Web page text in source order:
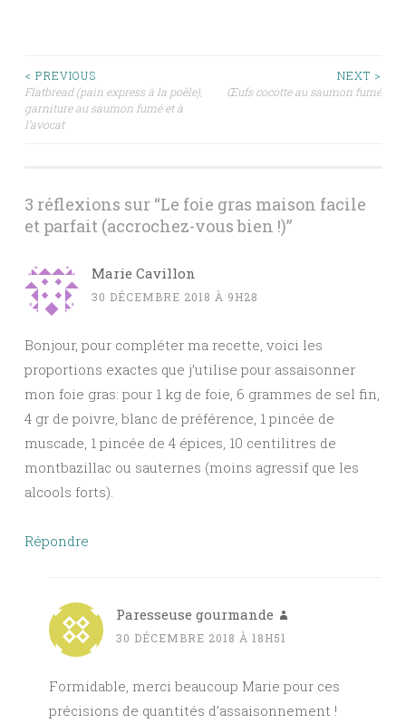
Navigation
des
< PREVIOUS
Flatbread (pain express à la poêle),
garniture au saumon fumé et à
l’avocat
NEXT >
Œufs cocotte au saumon fumé
3 réflexions sur “Le foie gras maison facile
et parfait (accrochez-vous bien !)”
Marie Cavillon
30 DÉCEMBRE 2018 À 9H28
Bonjour, pour compléter ma recette, voici les
proportions exactes que j’utilise pour assaisonner
mon foie gras: pour 1 kg de foie, 6 grammes de sel fin,
4 gr de poivre, blanc de préférence, 1 pincée de
muscade, 1 pincée de 4 épices, 10 centilitres de
montbazillac ou sauternes (moins agressif que les
alcools forts).
Répondre
Paresseuse gourmande
30 DÉCEMBRE 2018 À 18H51
Formidable, merci beaucoup Marie pour ces
précisions de quantités d’assaisonnement !